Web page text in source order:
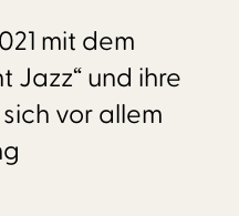
mit dem
Jazz“ und ihre
vor allem